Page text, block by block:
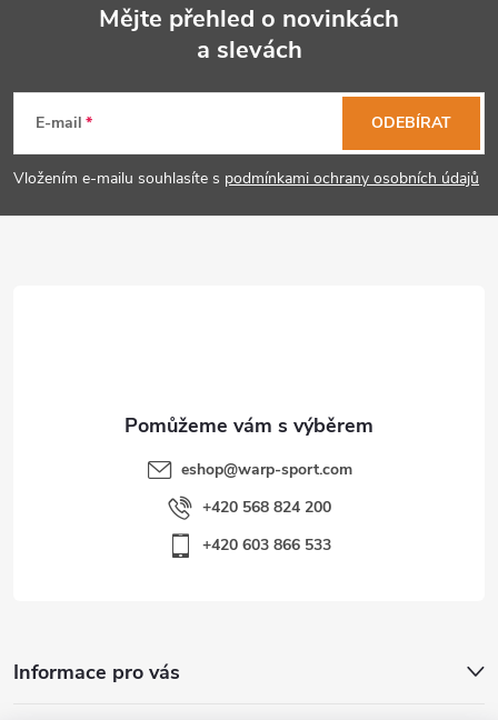
p
a
Mějte přehled o novinkách
a slevách
E-mail
Vložením e-mailu souhlasíte s podmínkami ochrany osobních údajů
ODEBÍRAT
eshop@warp-sport.com
+420 568 824 200
+420 603 866 533
Informace pro vás